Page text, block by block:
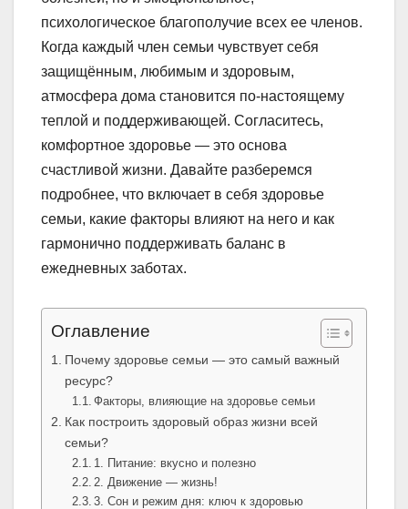
психологическое благополучие всех ее членов.
Когда каждый член семьи чувствует себя
защищённым, любимым и здоровым,
атмосфера дома становится по-настоящему
теплой и поддерживающей. Согласитесь,
комфортное здоровье — это основа
счастливой жизни. Давайте разберемся
подробнее, что включает в себя здоровье
семьи, какие факторы влияют на него и как
гармонично поддерживать баланс в
ежедневных заботах.
Оглавление
Почему здоровье семьи — это самый важный
ресурс?
Факторы, влияющие на здоровье семьи
Как построить здоровый образ жизни всей
семьи?
1. Питание: вкусно и полезно
2. Движение — жизнь!
3. Сон и режим дня: ключ к здоровью